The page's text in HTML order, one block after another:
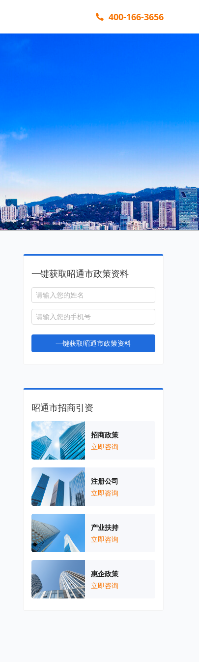
400-166-3656
一键获取昭通市政策资料
一键获取昭通市政策资料
昭通市招商引资
招商政策
立即咨询
注册公司
立即咨询
产业扶持
立即咨询
惠企政策
立即咨询